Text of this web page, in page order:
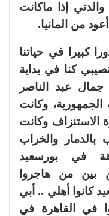
إذا ماكانت
من المانيا.
كبيرا في حياتنا
كنا في بداية
جمال عبد الناصر
وكانت
الاستنزاف وكانت
بالدمار والخراب
في بورسعيد
بين من هاجروا
كانوا أهلي .. أبي
في القاهرة في